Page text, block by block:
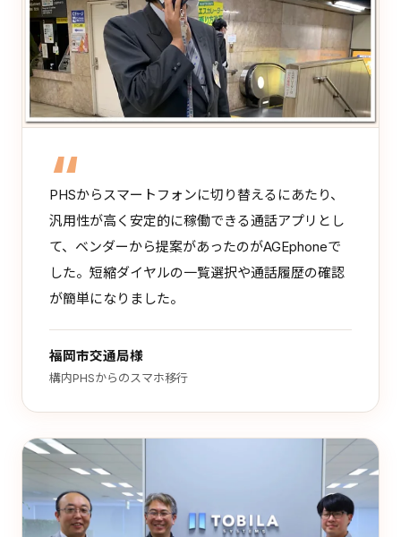
PHSからスマートフォンに切り替えるにあたり、
汎用性が高く安定的に稼働できる通話アプリとし
て、ベンダーから提案があったのがAGEphoneで
した。短縮ダイヤルの一覧選択や通話履歴の確認
が簡単になりました。
福岡市交通局様
構内PHSからのスマホ移行